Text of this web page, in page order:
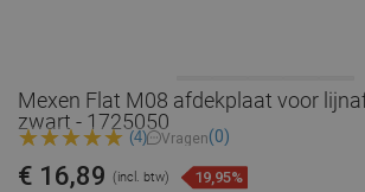
Mexen Flat M08 afdekplaat voor
zwart - 1725050
(4) Vragen(0)
€ 16,89 (incl. btw) 19,95%